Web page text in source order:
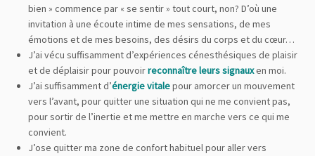
bien » commence par « se sentir » tout court, non? D’où une
invitation à une écoute intime de mes sensations, de mes
émotions et de mes besoins, des désirs du corps et du cœur…
J’ai vécu suffisamment d’expériences cénesthésiques de plaisir
et de déplaisir pour pouvoirreconnaître leurs signauxen moi.
J’ai suffisamment d’énergie vitalepour amorcer un mouvement
vers l’avant, pour quitter une situation qui ne me convient pas,
pour sortir de l’inertie et me mettre en marche vers ce qui me
convient.
J’ose quitter ma zone de confort habituel pour aller vers